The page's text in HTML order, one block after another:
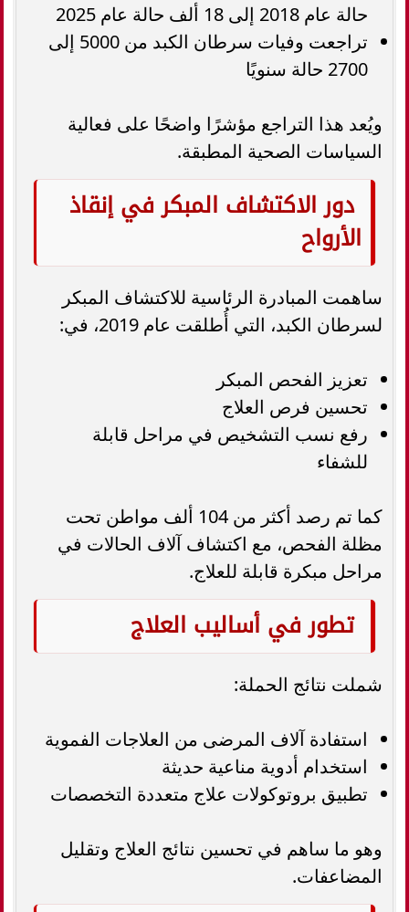
حالة عام 2018 إلى 18 ألف حالة عام 2025
تراجعت وفيات سرطان الكبد من 5000 إلى
2700 حالة سنويًا
ويُعد هذا التراجع مؤشرًا واضحًا على فعالية
السياسات الصحية المطبقة.
دور الاكتشاف المبكر في إنقاذ
الأرواح
ساهمت المبادرة الرئاسية للاكتشاف المبكر
لسرطان الكبد، التي أُطلقت عام 2019، في:
تعزيز الفحص المبكر
تحسين فرص العلاج
رفع نسب التشخيص في مراحل قابلة
للشفاء
كما تم رصد أكثر من 104 ألف مواطن تحت
مظلة الفحص، مع اكتشاف آلاف الحالات في
مراحل مبكرة قابلة للعلاج.
تطور في أساليب العلاج
شملت نتائج الحملة:
استفادة آلاف المرضى من العلاجات الفموية
استخدام أدوية مناعية حديثة
تطبيق بروتوكولات علاج متعددة التخصصات
وهو ما ساهم في تحسين نتائج العلاج وتقليل
المضاعفات.